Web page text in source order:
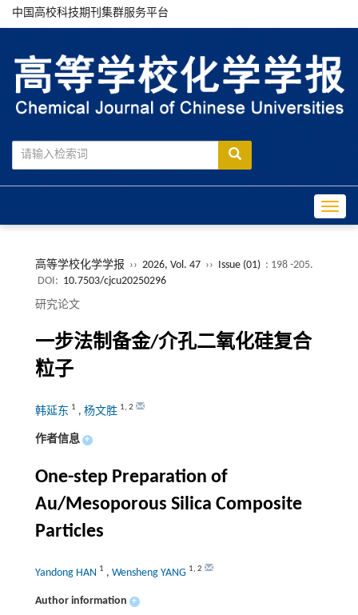
中国高校科技期刊集群服务平台
高等学校化学学报 ›› 2026, Vol. 47 ›› Issue (01) : 198 -205.
DOI: 10.7503/cjcu20250296
研究论文
一步法制备金/介孔二氧化硅复合
粒子
韩延东 1 , 杨文胜 1, 2
作者信息 +
One-step Preparation of
Au/Mesoporous Silica Composite
Particles
Yandong HAN 1 , Wensheng YANG 1, 2
Author information +